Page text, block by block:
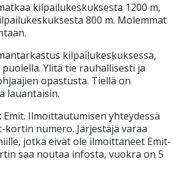
kilpailukeskuksesta 1200 m,
800 m. Molemmat
kilpailukeskuksessa,
Ylitä tie rauhallisesti ja
opastusta. Tiellä on
lauantaisin.
Emit. Ilmoittautumisen yhteydessä
numero. Järjestäjä varaa
jotka eivät ole ilmoittaneet Emit-
saa noutaa infosta, vuokra on 5